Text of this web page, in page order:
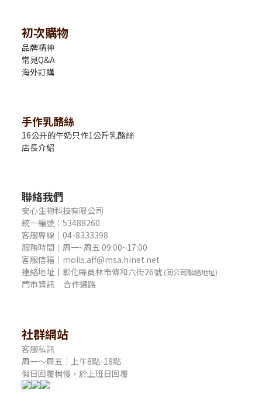
初次購物
品牌精神
常見Q&A
海外訂購
手作乳酪絲
16公升的牛奶只作1公斤乳酪絲
店長介紹
聯絡我們
安心生物科技有限公司
統一編號：53488260
客服專線｜04-8333398
服務時間｜周一~周五 09:00~17:00
客服信箱｜molls.aff@msa.hinet.net
連絡地址 ｜ 彰化縣員林市條和六街26號 (同公司聯絡地址)
門市資訊 合作通路
社群網站
客服私訊
周一～周五｜上午8點-18點
假日回覆稍慢，於上班日回覆